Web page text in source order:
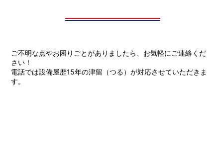
ご不明な点やお困りごとがありましたら、お気軽にご連絡くだ
さい！
電話では設備屋歴15年の津留（つる）が対応させていただきま
す。